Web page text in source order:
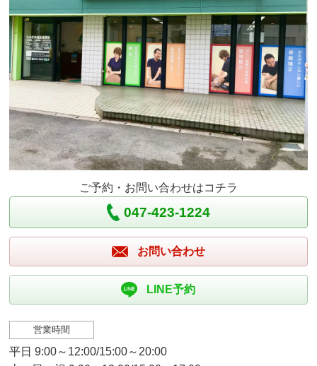
ご予約・お問い合わせはコチラ
047-423-1224
お問い合わせ
LINE予約
営業時間
平日 9:00～12:00/15:00～20:00